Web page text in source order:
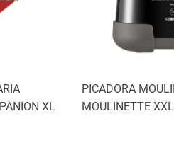
XL
PICADORA
MOULINETTE